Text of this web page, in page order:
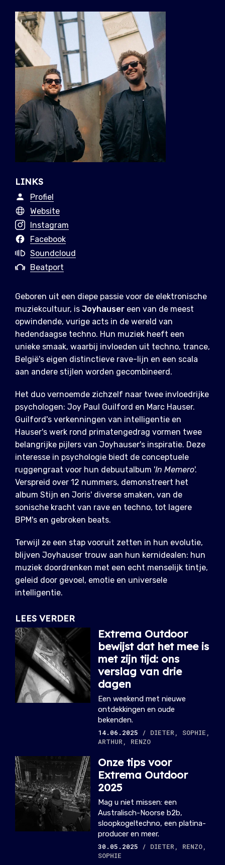
LINKS
Profiel
Website
Instagram
Facebook
Soundcloud
Beatport
Geboren uit een diepe passie voor de elektronische
muziekcultuur, is Joyhauser een van de meest
opwindende, vurige acts in de wereld van
hedendaagse techno. Hun muziek heeft een
unieke smaak, waarbij invloeden uit techno, trance,
België's eigen distinctieve rave-lijn en een scala
aan andere stijlen worden gecombineerd.
Het duo vernoemde zichzelf naar twee invloedrijke
psychologen: Joy Paul Guilford en Marc Hauser.
Guilford's verkenningen van intelligentie en
Hauser's werk rond primatengedrag vormen twee
belangrijke pijlers van Joyhauser's inspiratie. Deze
interesse in psychologie biedt de conceptuele
ruggengraat voor hun debuutalbum 'In Memero'.
Verspreid over 12 nummers, demonstreert het
album Stijn en Joris' diverse smaken, van de
sonische kracht van rave en techno, tot lagere
BPM's en gebroken beats.
Terwijl ze een stap vooruit zetten in hun evolutie,
blijven Joyhauser trouw aan hun kernidealen: hun
muziek doordrenken met een echt menselijk tintje,
geleid door gevoel, emotie en universele
intelligentie.
LEES VERDER
Extrema Outdoor
bewijst dat het mee is
met zijn tijd: ons
verslag van drie
dagen
Een weekend met nieuwe
ontdekkingen en oude
bekenden.
14.06.2025
/ DIETER, SOPHIE,
ARTHUR, RENZO
Onze tips voor
Extrema Outdoor
2025
Mag u niet missen: een
Australisch-Noorse b2b,
sloopkogeltechno, een platina-
producer en meer.
30.05.2025
/ DIETER, RENZO,
SOPHIE